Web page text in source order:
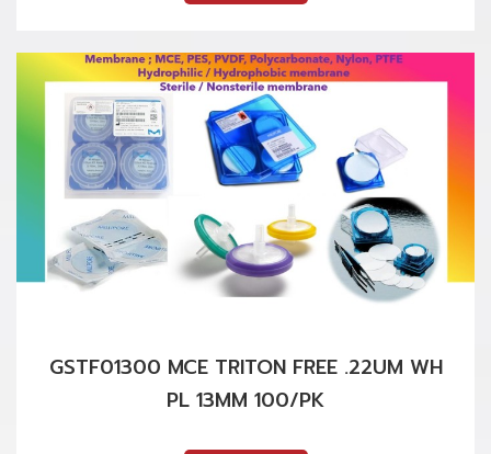
GSTF01300 MCE TRITON FREE .22UM WH
PL 13MM 100/PK